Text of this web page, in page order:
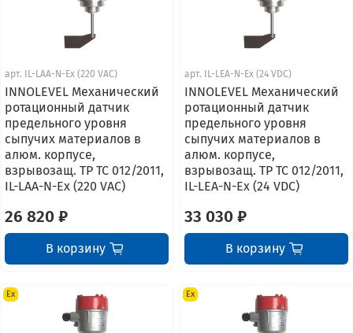
арт. IL-LAA-N-Ex (220 VAC)
INNOLEVEL Механический
ротационный датчик
предельного уровня
сыпучих материалов в
алюм. корпусе,
взрывозащ. ТР ТС 012/2011,
IL-LAA-N-Ex (220 VAC)
26 820 ₽
В корзину
арт. IL-LEA-N-Ex (24 VDC)
INNOLEVEL Механический
ротационный датчик
предельного уровня
сыпучих материалов в
алюм. корпусе,
взрывозащ. ТР ТС 012/2011,
IL-LEA-N-Ex (24 VDC)
33 030 ₽
В корзину
Ex Ex